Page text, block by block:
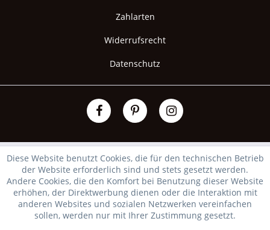
Zahlarten
Widerrufsrecht
Datenschutz
Diese Website benutzt Cookies, die für den technischen Betrieb
der Website erforderlich sind und stets gesetzt werden.
Andere Cookies, die den Komfort bei Benutzung dieser Website
erhöhen, der Direktwerbung dienen oder die Interaktion mit
anderen Websites und sozialen Netzwerken vereinfachen
sollen, werden nur mit Ihrer Zustimmung gesetzt.